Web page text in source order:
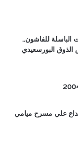
الباسلة للفاشون..
البورسعيدي
علي مسرح ميامي